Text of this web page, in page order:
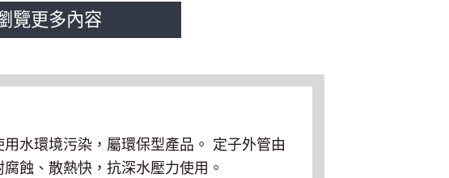
覽更多內容
水環境污染，屬環保型產品。 定子外管由
蝕、散熱快，抗深水壓力使用。